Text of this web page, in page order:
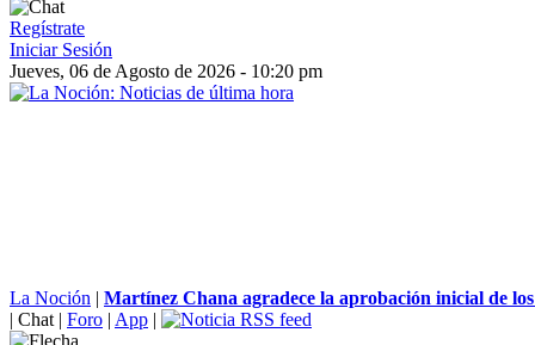
Regístrate
Iniciar Sesión
Jueves, 06 de Agosto de 2026 - 10:20 pm
La Noción | Martínez Chana agradece la aprobación inicial de
| Chat | Foro | App |